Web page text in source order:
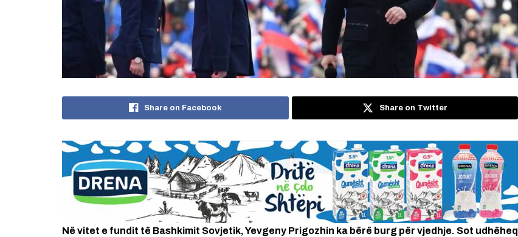
Share on Facebook Share on Twitter
Në vitet e fundit të Bashkimit Sovjetik, Yevgeny Prigozhin ka bërë burg për vjedhje. Sot udhëheq